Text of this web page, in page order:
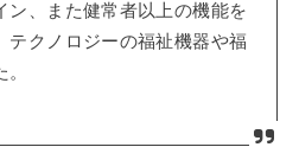
ン、また健常者以上の機能を
テクノロジーの福祉機器や福